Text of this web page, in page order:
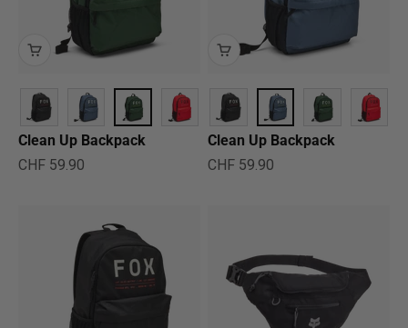
Clean Up Backpack
Angebot
CHF 59.90
Clean Up Backpack
Angebot
CHF 59.90